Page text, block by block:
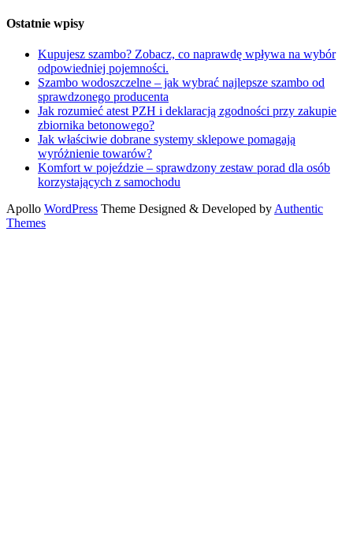
Ostatnie wpisy
Kupujesz szambo? Zobacz, co naprawdę wpływa na wybór
odpowiedniej pojemności.
Szambo wodoszczelne – jak wybrać najlepsze szambo od
sprawdzonego producenta
Jak rozumieć atest PZH i deklaracją zgodności przy zakupie
zbiornika betonowego?
Jak właściwie dobrane systemy sklepowe pomagają
wyróżnienie towarów?
Komfort w pojeździe – sprawdzony zestaw porad dla osób
korzystających z samochodu
Apollo WordPress Theme Designed & Developed by Authentic
Themes